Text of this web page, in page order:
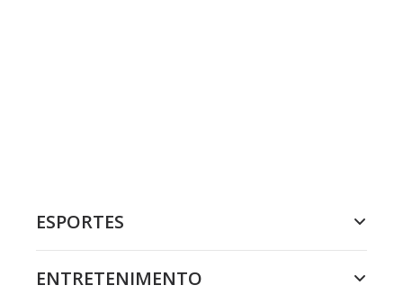
ESPORTES
ENTRETENIMENTO